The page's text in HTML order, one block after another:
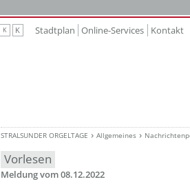
K K Stadtplan Online-Services Kontakt
STRALSUNDER ORGELTAGE Allgemeines
Vorlesen
Meldung vom 08.12.2022